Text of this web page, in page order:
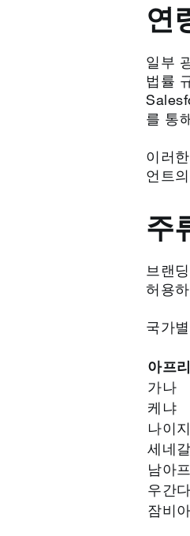
연
일부
법률
를 통
이러
언트
주
브랜
허용
국가
아프
가나
케냐
나이
세네갈
남아
우간다
잠비